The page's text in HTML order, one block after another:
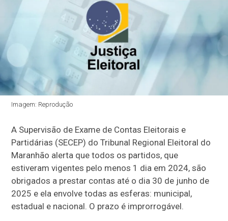
Imagem: Reprodução
A Supervisão de Exame de Contas Eleitorais e
Partidárias (SECEP) do Tribunal Regional Eleitoral do
Maranhão alerta que todos os partidos, que
estiveram vigentes pelo menos 1 dia em 2024, são
obrigados a prestar contas até o dia 30 de junho de
2025 e ela envolve todas as esferas: municipal,
estadual e nacional. O prazo é improrrogável.